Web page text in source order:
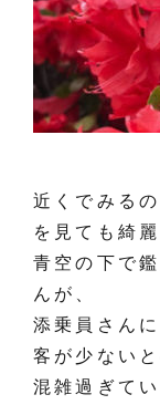
近くでみる
を見ても綺
青空の下で
んが、
添乗員さん
客が少ないと
混雑過ぎて